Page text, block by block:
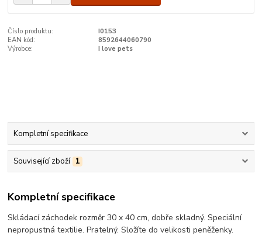
Číslo produktu:
I0153
EAN kód:
8592644060790
Výrobce:
I love pets
Kompletní specifikace
Související zboží 1
Kompletní specifikace
Skládací záchodek rozměr 30 x 40 cm, dobře skladný. Speciální
nepropustná textilie. Pratelný. Složíte do velikosti peněženky.